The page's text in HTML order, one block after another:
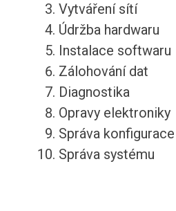
Vytváření sítí
Údržba hardwaru
Instalace softwaru
Zálohování dat
Diagnostika
Opravy elektroniky
Správa konfigurace
Správa systému